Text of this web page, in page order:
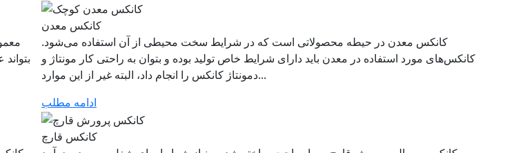
کانکس معدن
کانکس معدن در حیطه محصولاتی است که در شرایط سخت محیطی از آن استفاده می‌شود.
کانکس‌های مورد استفاده در معدن باید دارای شرایط خاص تولید بوده و بتوان به‌ راحتی کار مونتاژ و
دمونتاژ کانکس را انجام داد، البته غیر از این موارد...
ادامه مطلب
کانکس قارچ